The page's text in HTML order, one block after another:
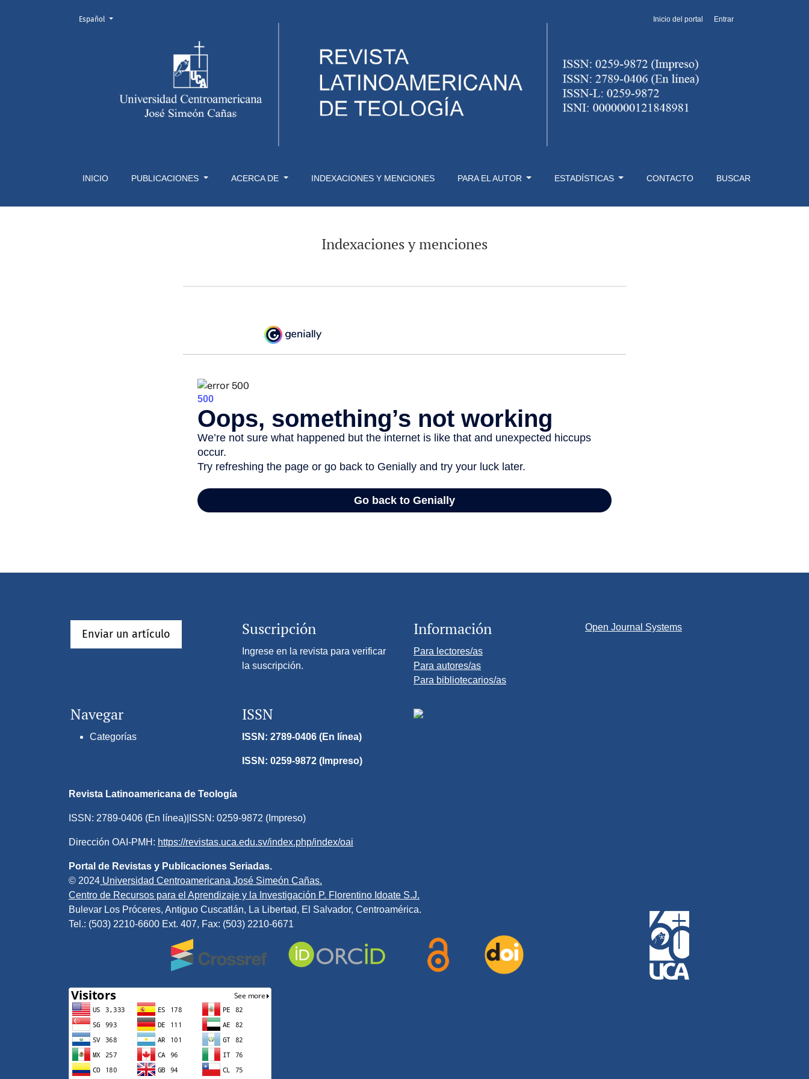
Indexaciones y menciones
INICIO PUBLICACIONES ACERCA DE INDEXACIONES Y MENCIONES PARA EL AUTOR ESTADÍSTICAS CONTACTO BUSCAR
Inicio del portal Entrar
Cambiar el idioma. El actual es:
Español
Indexaciones y menciones
Enviar un artículo Suscripción
Ingrese en la revista para verificar
la suscripción.
Información
Para lectores/as
Para autores/as
Para bibliotecarios/as
Open Journal Systems
Navegar
Categorías
ISSN
ISSN: 2789-0406 (En línea)
ISSN: 0259-9872 (Impreso)
Revista Latinoamericana de Teología
ISSN: 2789-0406 (En línea)|ISSN: 0259-9872 (Impreso)
Dirección OAI-PMH: https://revistas.uca.edu.sv/index.php/index/oai
Portal de Revistas y Publicaciones Seriadas.
© 2024 Universidad Centroamericana José Simeón Cañas.
Centro de Recursos para el Aprendizaje y la Investigación P. Florentino Idoate S.J.
Bulevar Los Próceres, Antiguo Cuscatlán, La Libertad, El Salvador, Centroamérica.
Tel.: (503) 2210-6600 Ext. 407, Fax: (503) 2210-6671